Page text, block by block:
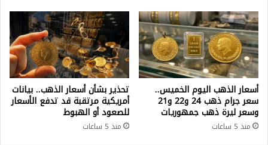
أسعار الذهب اليوم الخميس..
سعر جرام ذهب 24 و22 و21
وسعر ليرة ذهب جمهوريات
منذ 5 ساعات
تحذير بشأن أسعار الذهب.. بيانات
أمريكية مرتقبة قد تدفع الأسعار
للصعود أو الهبوط
منذ 5 ساعات